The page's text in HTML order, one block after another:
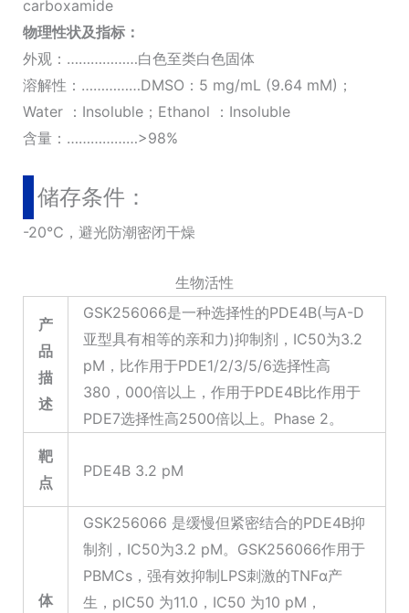
carboxamide
物理性状及指标：
外观：………………白色至类白色固体
溶解性：……………DMSO：5 mg/mL (9.64 mM)；
Water ：Insoluble；Ethanol ：Insoluble
含量：………………>98%
储存条件：
-20℃，避光防潮密闭干燥
生物活性
产
品
描
述
GSK256066是一种选择性的PDE4B(与A-D
亚型具有相等的亲和力)抑制剂，IC50为3.2
pM，比作用于PDE1/2/3/5/6选择性高
380，000倍以上，作用于PDE4B比作用于
PDE7选择性高2500倍以上。Phase 2。
靶
点
PDE4B 3.2 pM
体
GSK256066 是缓慢但紧密结合的PDE4B抑
制剂，IC50为3.2 pM。GSK256066作用于
PBMCs，强有效抑制LPS刺激的TNFα产
生，pIC50 为11.0，IC50 为10 pM，